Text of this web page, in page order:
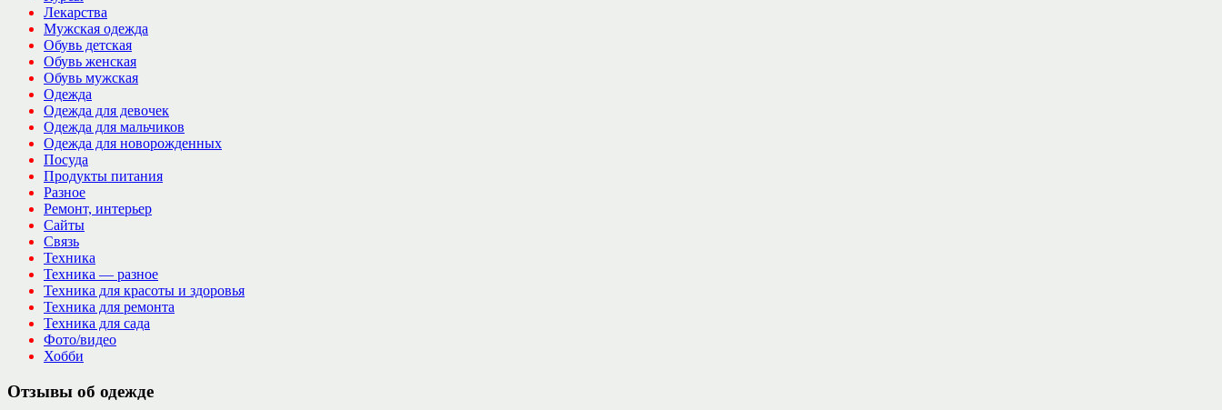
Лекарства
Мужская одежда
Обувь детская
Обувь женская
Обувь мужская
Одежда
Одежда для девочек
Одежда для мальчиков
Одежда для новорожденных
Посуда
Продукты питания
Разное
Ремонт, интерьер
Сайты
Связь
Техника
Техника — разное
Техника для красоты и здоровья
Техника для ремонта
Техника для сада
Фото/видео
Хобби
Отзывы об одежде